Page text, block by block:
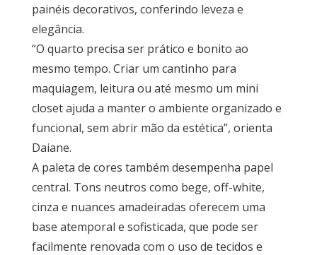
painéis decorativos, conferindo leveza e
elegância.
“O quarto precisa ser prático e bonito ao
mesmo tempo. Criar um cantinho para
maquiagem, leitura ou até mesmo um mini
closet ajuda a manter o ambiente organizado e
funcional, sem abrir mão da estética”, orienta
Daiane.
A paleta de cores também desempenha papel
central. Tons neutros como bege, off-white,
cinza e nuances amadeiradas oferecem uma
base atemporal e sofisticada, que pode ser
facilmente renovada com o uso de tecidos e